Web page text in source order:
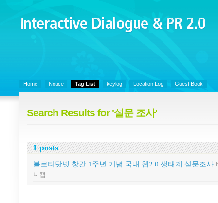
Interactive Dialogue &
PR 2.0
Home Notice Tag List keylog Location Log Guest Book
Search Results for '설문 조사'
1 posts
블로터닷넷 창간 1주년 기념 국내 웹2.0 생태계 설문조사
니캡